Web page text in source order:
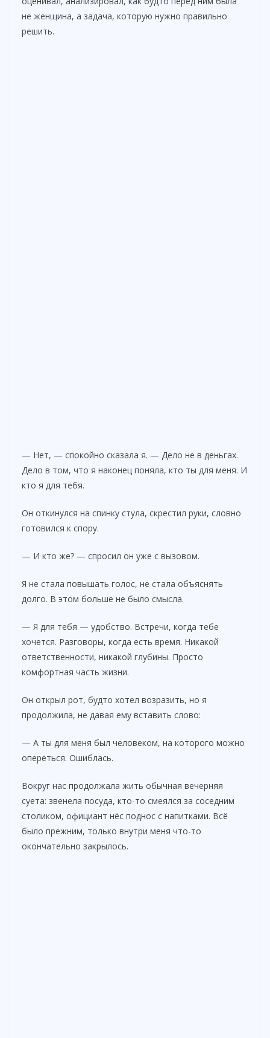
не женщина, а задача, которую нужно правильно
решить.
— Нет, — спокойно сказала я. — Дело не в деньгах.
Дело в том, что я наконец поняла, кто ты для меня. И
кто я для тебя.
Он откинулся на спинку стула, скрестил руки, словно
готовился к спору.
— И кто же? — спросил он уже с вызовом.
Я не стала повышать голос, не стала объяснять
долго. В этом больше не было смысла.
— Я для тебя — удобство. Встречи, когда тебе
хочется. Разговоры, когда есть время. Никакой
ответственности, никакой глубины. Просто
комфортная часть жизни.
Он открыл рот, будто хотел возразить, но я
продолжила, не давая ему вставить слово:
— А ты для меня был человеком, на которого можно
опереться. Ошиблась.
Вокруг нас продолжала жить обычная вечерняя
суета: звенела посуда, кто-то смеялся за соседним
столиком, официант нёс поднос с напитками. Всё
было прежним, только внутри меня что-то
окончательно закрылось.